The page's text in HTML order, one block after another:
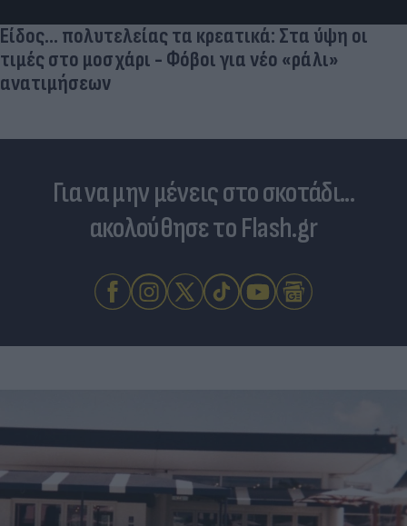
Είδος... πολυτελείας τα κρεατικά: Στα ύψη οι
τιμές στο μοσχάρι - Φόβοι για νέο «ράλι»
ανατιμήσεων
Για να μην μένεις στο σκοτάδι...
ακολούθησε το Flash.gr